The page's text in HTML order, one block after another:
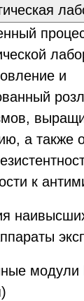
и
а также
к
модули